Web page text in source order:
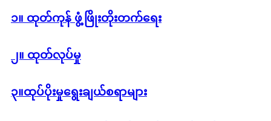
၁။ ထုတ်ကုန် ဖွံ့ဖြိုးတိုးတက်ရေး
၂။ ထုတ်လုပ်မှု
၃။ထုပ်ပိုးမှုရွေးချယ်စရာများ